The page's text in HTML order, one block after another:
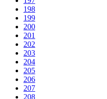
198
199
200
201
202
203
204
205
206
207
208